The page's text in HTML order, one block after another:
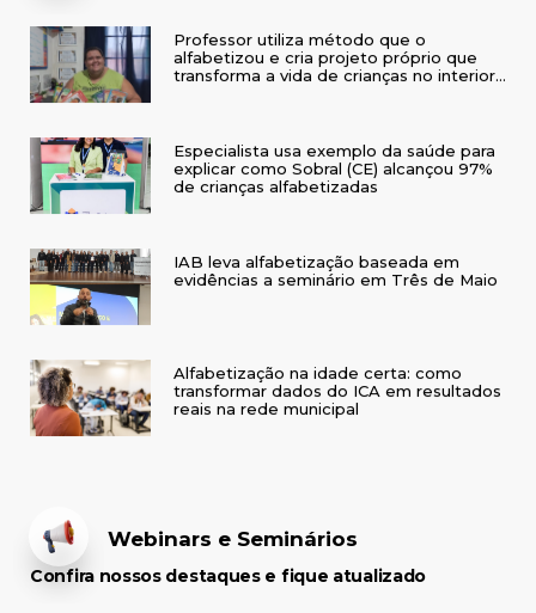
Professor utiliza método que o
alfabetizou e cria projeto próprio que
transforma a vida de crianças no interior
Especialista usa exemplo da saúde para
explicar como Sobral (CE) alcançou 97%
de crianças alfabetizadas
IAB leva alfabetização baseada em
evidências a seminário em Três de Maio
Alfabetização na idade certa: como
transformar dados do ICA em resultados
reais na rede municipal
Webinars e Seminários
Confira nossos destaques e fique atualizado